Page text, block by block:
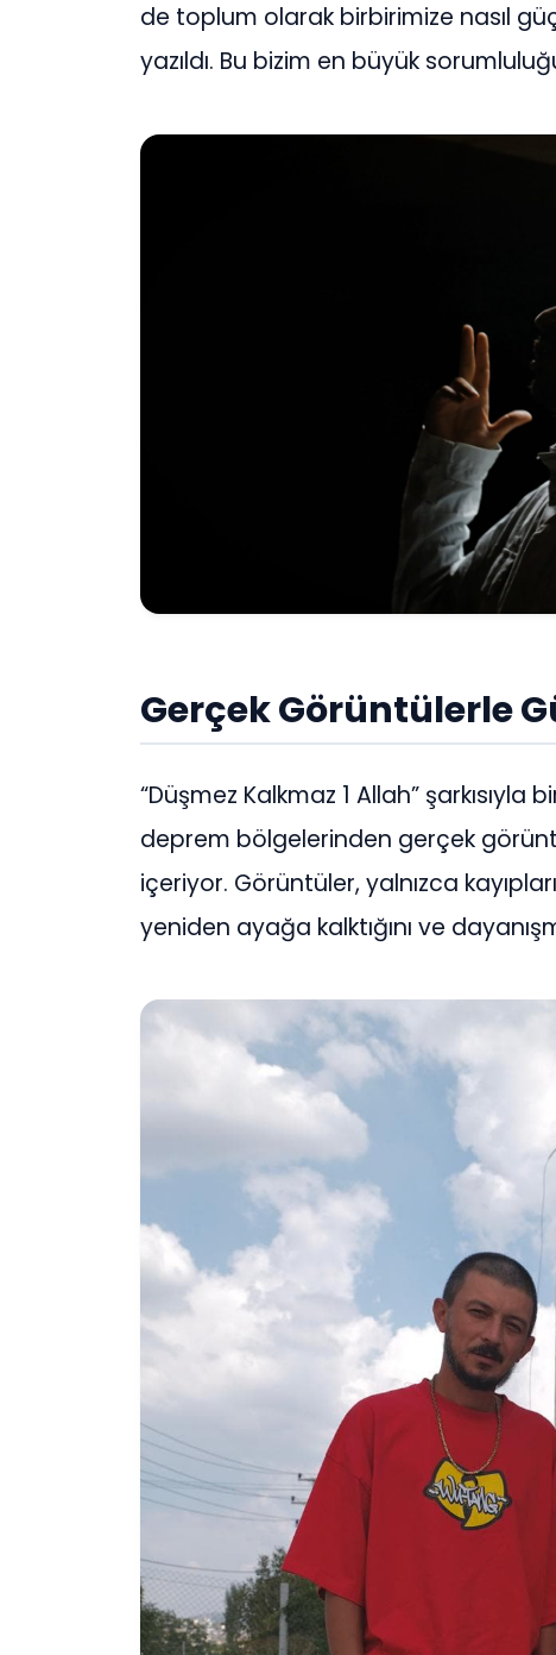
de toplum olarak birbirimize nasıl
yazıldı. Bu bizim en büyük
Gerçek Görüntülerle
“Düşmez Kalkmaz 1 Allah”
deprem bölgelerinden gerçek
içeriyor. Görüntüler, yalnızca
yeniden ayağa kalktığını ve